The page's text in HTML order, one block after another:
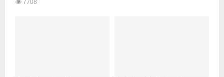
7708